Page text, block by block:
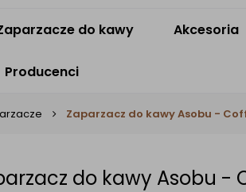
do kawy Akcesoria
Producenci
Zaparzacz do kawy Asobu -
do kawy Asobu -